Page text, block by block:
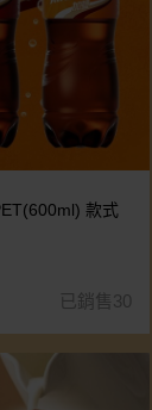
款式
已銷售30